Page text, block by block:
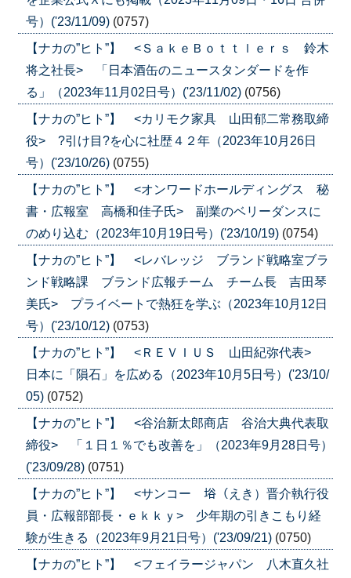
号）('23/11/09) (0757)
【ナカの”ヒト”】 <ＳａｋｅＢｏｔｔｌｅｒｓ 鈴木
将之社長> 「日本酒缶のニュースタンダードを作
る」（2023年11月02日号）('23/11/02) (0756)
【ナカの”ヒト”】 <カリモク家具 山田郁二常務取締
役> ?引け目?を心に社歴４２年（2023年10月26日
号）('23/10/26) (0755)
【ナカの”ヒト”】 <オンワードホールディングス 秘
書・広報室 高橋和佳子氏> 副業のベリーダンスに
のめり込む（2023年10月19日号）('23/10/19) (0754)
【ナカの”ヒト”】 <レバレッジ ブランド戦略室ブラ
ンド戦略課 ブランド広報チーム チーム長 吉田琴
美氏> プライベートで熱狂を学ぶ（2023年10月12日
号）('23/10/12) (0753)
【ナカの”ヒト”】 <ＲＥＶＩＵＳ 山田紀弥代表>
日本に「隕石」を広める（2023年10月5日号）('23/10/
05) (0752)
【ナカの”ヒト”】 <谷治新太郎商店 谷治大典代表取
締役> 「１日１％でも改善を」（2023年9月28日号）
('23/09/28) (0751)
【ナカの”ヒト”】 <サンコー 﨏（えき）晋介執行役
員・広報部部長・ｅｋｋｙ> 少年期の引きこもり経
験が生きる（2023年9月21日号）('23/09/21) (0750)
【ナカの”ヒト”】 <フェイラージャパン 八木直久社